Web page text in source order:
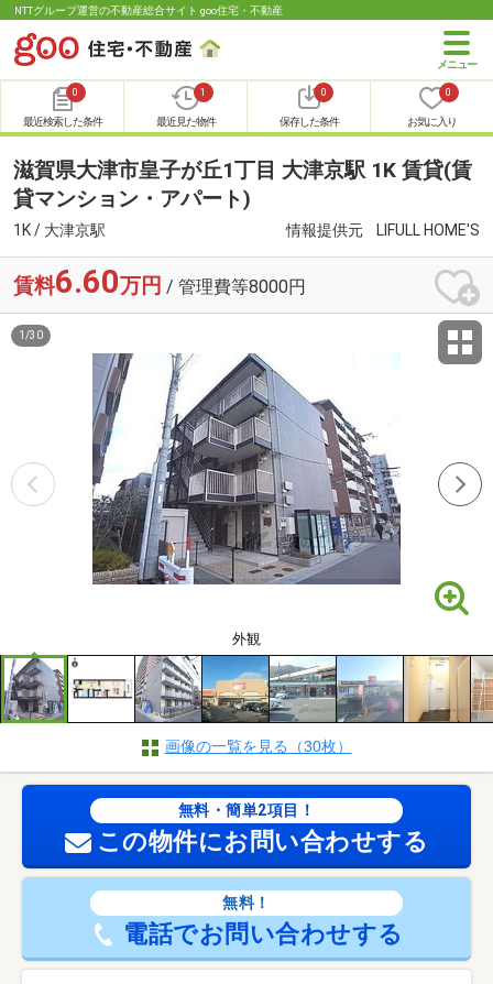
NTTグループ運営の不動産総合サイト goo住宅・不動産
0
最近検索した条件
1
最近見た物件
0
保存した条件
0
お気に入り
滋賀県大津市皇子が丘1丁目 大津京駅 1K 賃貸(賃
貸マンション・アパート)
1K / 大津京駅 情報提供元 LIFULL HOME'S
賃料6.60万円 / 管理費等8000円
外観
1 /30
画像の一覧を見る（30枚）
無料・簡単2項目！
この物件にお問い合わせする
無料！
電話でお問い合わせする